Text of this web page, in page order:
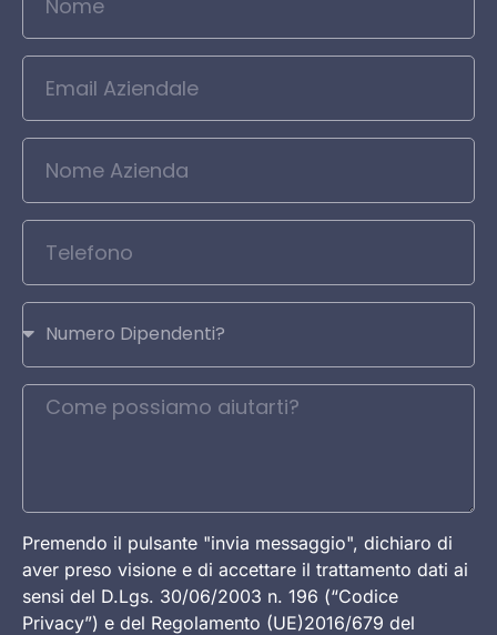
Premendo il pulsante "invia messaggio", dichiaro di
aver preso visione e di accettare il trattamento dati ai
sensi del D.Lgs. 30/06/2003 n. 196 (“Codice
Privacy”) e del Regolamento (UE)2016/679 del